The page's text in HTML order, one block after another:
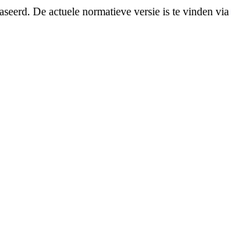
De actuele normatieve versie is te vinden via